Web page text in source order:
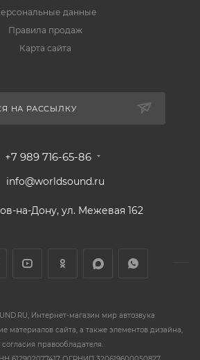
данные
Правила продаж
Карта сайта
НА РАССЫЛКУ
+7 989 716-65-86
info@worldsound.ru
на-Дону, ул. Межевая 162
Интернет-магазин мир автозвука
материалов сайта, а также элементов дизайна,
согласия правообладателя.